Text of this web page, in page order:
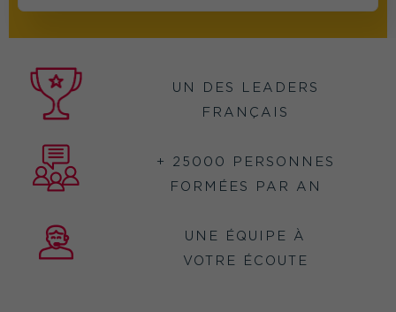
UN DES LEADERS
FRANÇAIS
+ 25000 PERSONNES
FORMÉES PAR AN
UNE ÉQUIPE À
VOTRE ÉCOUTE